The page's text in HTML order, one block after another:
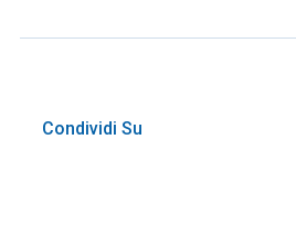
Condividi Su